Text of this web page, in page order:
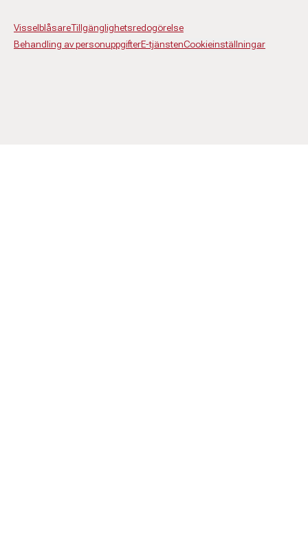
VisselblåsareTillgänglighetsredogörelse
Behandling av personuppgifterE-tjänstenCookieinställningar